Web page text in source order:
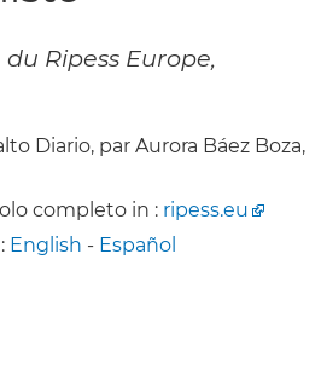
Ripess Europe,
Diario, par Aurora Báez Boza,
completo in : ripess.eu
English - Español